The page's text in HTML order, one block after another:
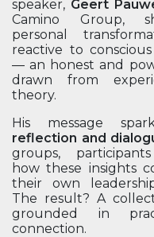
speaker, Geert
Camino Group,
personal
reactive to
— an honest and
drawn from
theory.
His message
reflection and
groups,
how these insights
their own
The result? A
grounded in
connection.